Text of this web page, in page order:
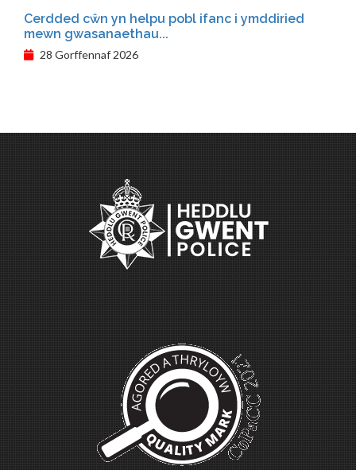
Cerdded cŵn yn helpu pobl ifanc i ymddiried
mewn gwasanaethau...
28 Gorffennaf 2026